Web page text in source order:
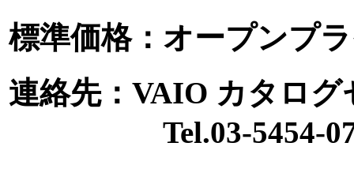
標準価格：オープンプ
連絡先：VAIO カタログ
Tel.03-5454-